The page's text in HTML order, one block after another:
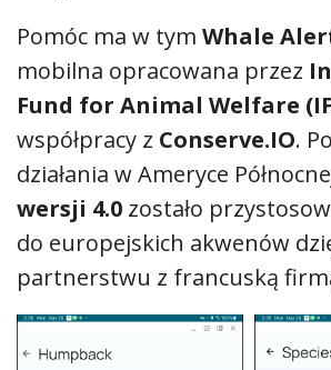
Pomóc ma w tym Whale
mobilna opracowana przez
Fund for Animal Welfare
współpracy z Conserve.IO.
działania w Ameryce
wersji 4.0 zostało
do europejskich akwenów
partnerstwu z francuską